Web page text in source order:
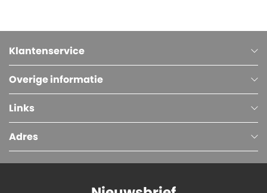
Klantenservice
Overige informatie
Links
Adres